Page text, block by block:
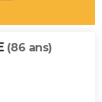
(86 ans)